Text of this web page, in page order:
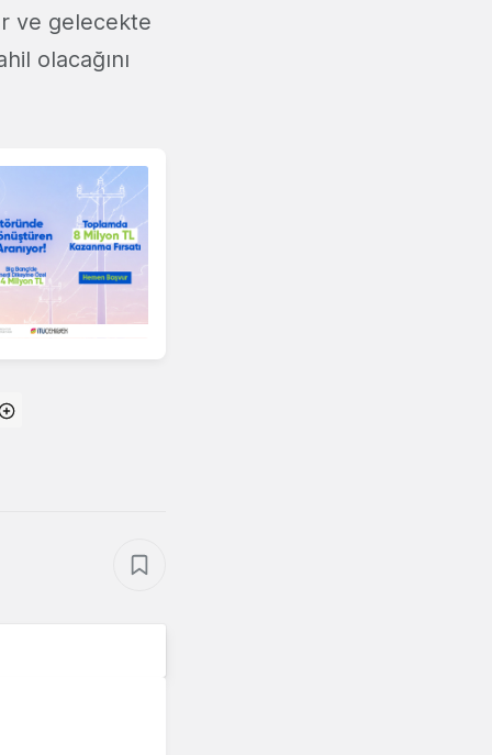
ve gelecekte
olacağını